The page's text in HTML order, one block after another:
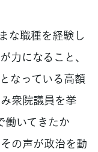
な職種を経験し
力になること、
なっている高額
衆院議員を挙
働いてきたか
の声が政治を動